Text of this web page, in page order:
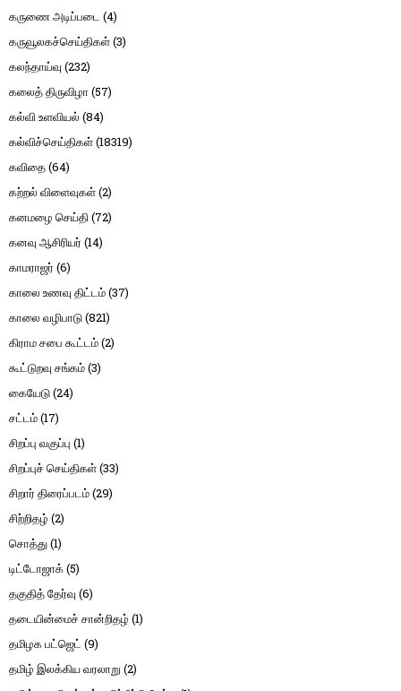
கருணை அடிப்படை (4)
கருவூலகச்செய்திகள்(3)
கலந்தாய்வு (232)
கலைத் திருவிழா (57)
கல்வி உளவியல் (84)
கல்விச்செய்திகள்(18319)
கவிதை(64)
கற்றல் விளைவுகள்(2)
கனமழை செய்தி(72)
கனவு ஆசிரியர் (14)
காமராஜர் (6)
காலை உணவு திட்டம்(37)
காலை வழிபாடு(821)
கிராம சபை கூட்டம்(2)
கூட்டுறவு சங்கம்(3)
கையேடு(24)
சட்டம்(17)
சிறப்பு வகுப்பு (1)
சிறப்புச் செய்திகள்(33)
சிறார் திரைப்படம்(29)
சிற்றிதழ் (2)
சொத்து(1)
டிட்டோஜாக்(5)
தகுதித் தேர்வு (6)
தடையின்மைச் சான்றிதழ் (1)
தமிழக பட்ஜெட் (9)
தமிழ் இலக்கிய வரலாறு (2)